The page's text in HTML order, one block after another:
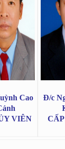
Cao
VIÊN
Đ/c